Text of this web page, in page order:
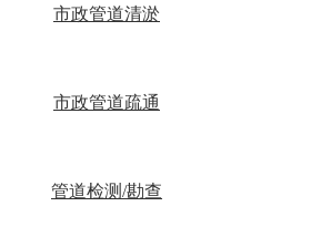
市政管道清淤
市政管道疏通
管道检测/勘查